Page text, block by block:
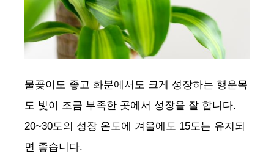
물꽂이도 좋고 화분에서도 크게 성장하는 행운목
도 빛이 조금 부족한 곳에서 성장을 잘 합니다.
20~30도의 성장 온도에 겨울에도 15도는 유지되
면 좋습니다.